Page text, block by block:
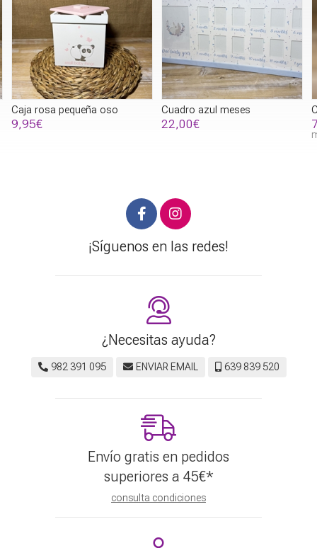
Cuadro azul meses
22,00€
Cuadro verde o lila
7,45€
¡Síguenos en las redes!
¿Necesitas ayuda?
982 391 095 ENVIAR EMAIL 639 839 520
Envío gratis en pedidos
superiores a 45€*
consulta condiciones